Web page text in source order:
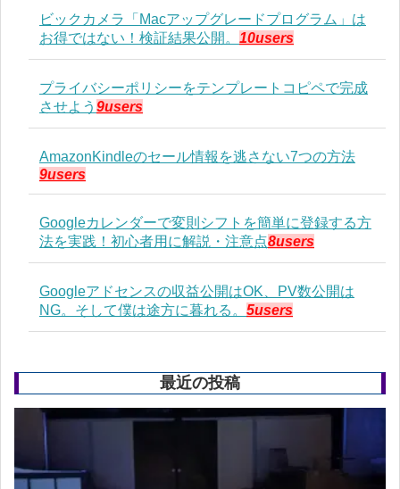
ビックカメラ「Macアップグレードプログラム」は
お得ではない！検証結果公開。 10users
プライバシーポリシーをテンプレートコピペで完成
させよう 9users
AmazonKindleのセール情報を逃さない7つの方法
9users
Googleカレンダーで変則シフトを簡単に登録する方
法を実践！初心者用に解説・注意点8users
Googleアドセンスの収益公開はOK、PV数公開は
NG。そして僕は途方に暮れる。 5users
最近の投稿